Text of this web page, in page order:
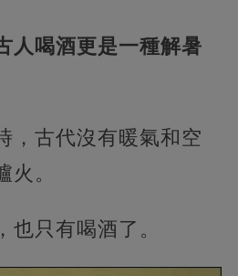
人喝酒更是一種解暑
，古代沒有暖氣和空
。
也只有喝酒了。